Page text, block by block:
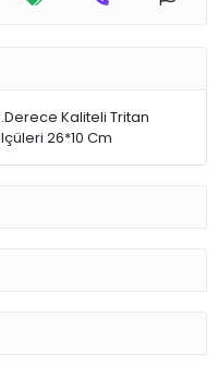
Kaliteli Tritan
26*10 Cm